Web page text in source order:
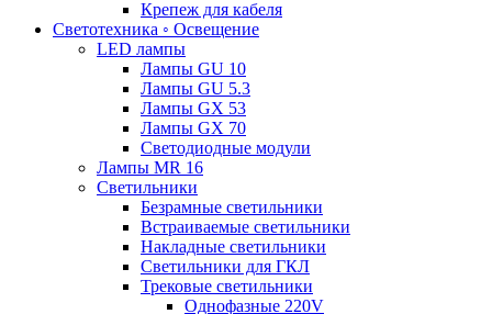
Крепеж для кабеля
Светотехника ◦ Освещение
LED лампы
Лампы GU 10
Лампы GU 5.3
Лампы GX 53
Лампы GX 70
Светодиодные модули
Лампы MR 16
Светильники
Безрамные светильники
Встраиваемые светильники
Накладные светильники
Светильники для ГКЛ
Трековые светильники
Однофазные 220V